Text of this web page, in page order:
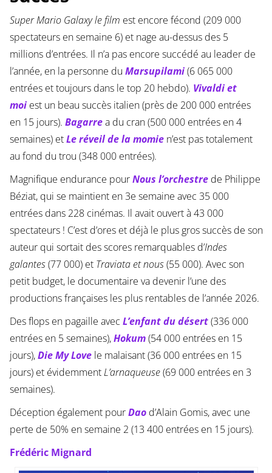
Super Mario Galaxy le film est encore fécond (209 000
spectateurs en semaine 6) et nage au-dessus des 5
millions d’entrées. Il n’a pas encore succédé au leader de
l’année, en la personne du Marsupilami (6 065 000
entrées et toujours dans le top 20 hebdo). Vivaldi et
moiest un beau succès italien (près de 200 000 entrées
en 15 jours). Bagarre a du cran (500 000 entrées en 4
semaines) etLe réveil de la momien’est pas totalement
au fond du trou (348 000 entrées).
Magnifique endurance pourNous l’orchestrede Philippe
Béziat, qui se maintient en 3e semaine avec 35 000
entrées dans 228 cinémas. Il avait ouvert à 43 000
spectateurs ! C’est d’ores et déjà le plus gros succès de son
auteur qui sortait des scores remarquables d’Indes
galantes(77 000) et Traviata et nous(55 000). Avec son
petit budget, le documentaire va devenir l’une des
productions françaises les plus rentables de l’année 2026.
Des flops en pagaille avec L’enfant du désert (336 000
entrées en 5 semaines),Hokum(54 000 entrées en 15
jours),Die My Lovele malaisant (36 000 entrées en 15
jours) et évidemmentL’arnaqueuse(69 000 entrées en 3
semaines).
Déception également pourDaod’Alain Gomis, avec une
perte de 50% en semaine 2 (13 400 entrées en 15 jours).
Frédéric Mignard